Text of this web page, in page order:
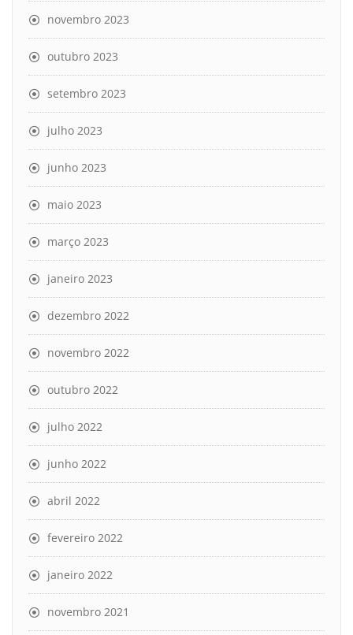
novembro 2023
outubro 2023
setembro 2023
julho 2023
junho 2023
maio 2023
março 2023
janeiro 2023
dezembro 2022
novembro 2022
outubro 2022
julho 2022
junho 2022
abril 2022
fevereiro 2022
janeiro 2022
novembro 2021